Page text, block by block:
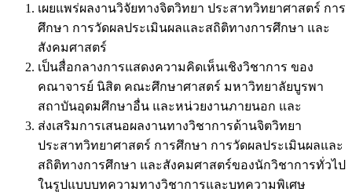
เผยแพร่ผลงานวิจัยทางจิตวิทยา ประสาทวิทยาศาสตร์ การ
ศึกษา การวัดผลประเมินผลและสถิติทางการศึกษา และ
สังคมศาสตร์
เป็นสื่อกลางการแสดงความคิดเห็นเชิงวิชาการ ของ
คณาจารย์ นิสิต คณะศึกษาศาสตร์ มหาวิทยาลัยบูรพา
สถาบันอุดมศึกษาอื่น และหน่วยงานภายนอก และ
ส่งเสริมการเสนอผลงานทางวิชาการด้านจิตวิทยา
ประสาทวิทยาศาสตร์ การศึกษา การวัดผลประเมินผลและ
สถิติทางการศึกษา และสังคมศาสตร์ของนักวิชาการทั่วไป
ในรูปแบบบทความทางวิชาการและบทความพิเศษ